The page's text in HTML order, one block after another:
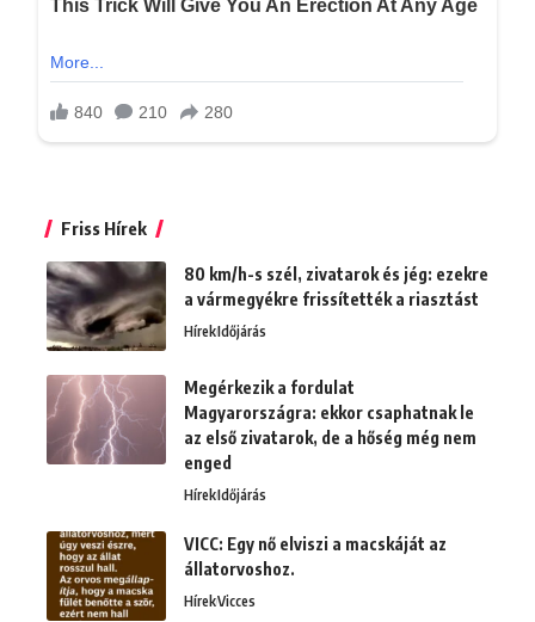
Friss Hírek
80 km/h-s szél, zivatarok és jég: ezekre
a vármegyékre frissítették a riasztást
HírekIdőjárás
Megérkezik a fordulat
Magyarországra: ekkor csaphatnak le
az első zivatarok, de a hőség még nem
enged
HírekIdőjárás
VICC: Egy nő elviszi a macskáját az
állatorvoshoz.
HírekVicces